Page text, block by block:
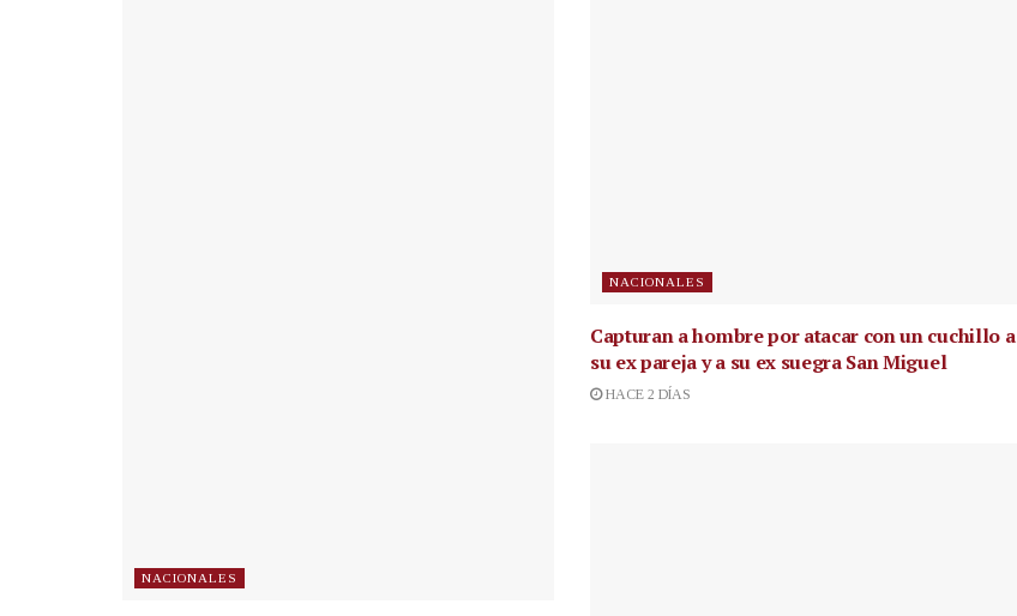
NACIONALES
NACIONALES
Capturan a hombre por atacar con un cuchillo a
su ex pareja y a su ex suegra San Miguel
HACE 2 DÍAS